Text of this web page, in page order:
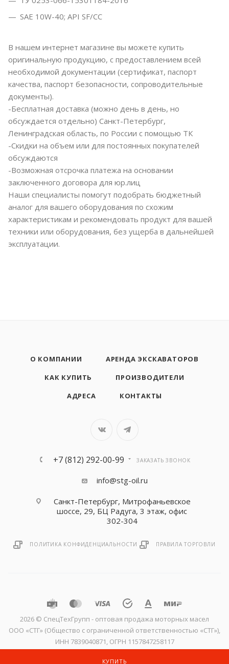
КУПИТЬ
SAE 10W-40; API SF/CC
В нашем интернет магазине вы можете купить
оригинальную продукцию, с предоставлением всей
необходимой документации (сертификат, паспорт
качества, паспорт безопасности, сопроводительные
документы).
-Бесплатная доставка (можно день в день, но
обсуждается отдельно) Санкт-Петербург,
Ленинградская область, по России с помощью ТК
-Скидки на объем или для постоянных покупателей
обсуждаются
-Возможная отсрочка платежа на основании
заключенного договора для юр.лиц
Наши специалисты помогут подобрать бюджетный
аналог для вашего оборудования по схожим
характеристикам и рекомендовать продукт для вашей
техники или оборудования, без ущерба в дальнейшей
эксплуатации.
О КОМПАНИИ
АРЕНДА ЭКСКАВАТОРОВ
КАК КУПИТЬ
ПРОИЗВОДИТЕЛИ
АДРЕСА
КОНТАКТЫ
+7 (812) 292-00-99 ЗАКАЗАТЬ ЗВОНОК
info@stg-oil.ru
Санкт-Петербург, Митрофаньевское
шоссе, 29, БЦ Радуга, 3 этаж, офис
302-304
ПОЛИТИКА КОНФИДЕНЦИАЛЬНОСТИ ПРАВИЛА ТОРГОВЛИ
2026 © CпецТехГрупп - оптовая продажа моторных масел
ООО «СТГ» (Общество с ограниченной ответственностью «СТГ»),
ИНН 7839040871, ОГРН 1157847258117